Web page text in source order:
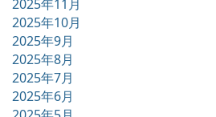
2025年11月
2025年10月
2025年9月
2025年8月
2025年7月
2025年6月